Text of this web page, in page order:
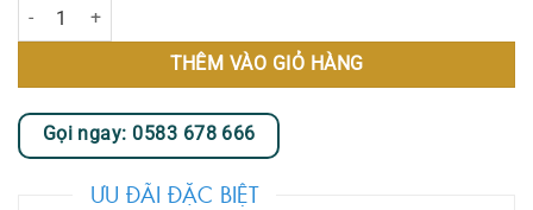
Blooming Grace số lượng
THÊM VÀO GIỎ HÀNG
Gọi ngay: 0583 678 666
ƯU ĐÃI ĐẶC BIỆT